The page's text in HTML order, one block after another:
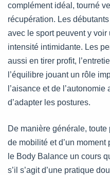
complément idéal, tourné
récupération. Les
avec le sport peuvent y
intensité intimidante. Les
aussi en tirer profit,
l’équilibre jouant un rôle
l’aisance et de
d’adapter les postures.
De manière générale,
de mobilité et d’un
le Body Balance un cours
s’il s’agit d’une pratique